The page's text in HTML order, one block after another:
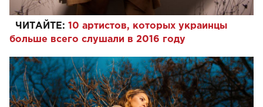
ЧИТАЙТЕ: 10 артистов, которых украинцы
больше всего слушали в 2016 году